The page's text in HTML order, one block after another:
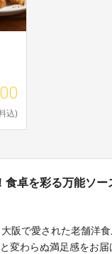
込)
卓を彩る万能ソー
阪で愛された老舗洋
変わらぬ満足感をお